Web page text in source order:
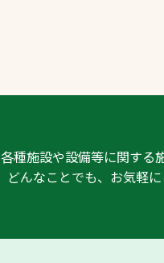
各種施設や設備等に関する
どんなことでも、お気軽